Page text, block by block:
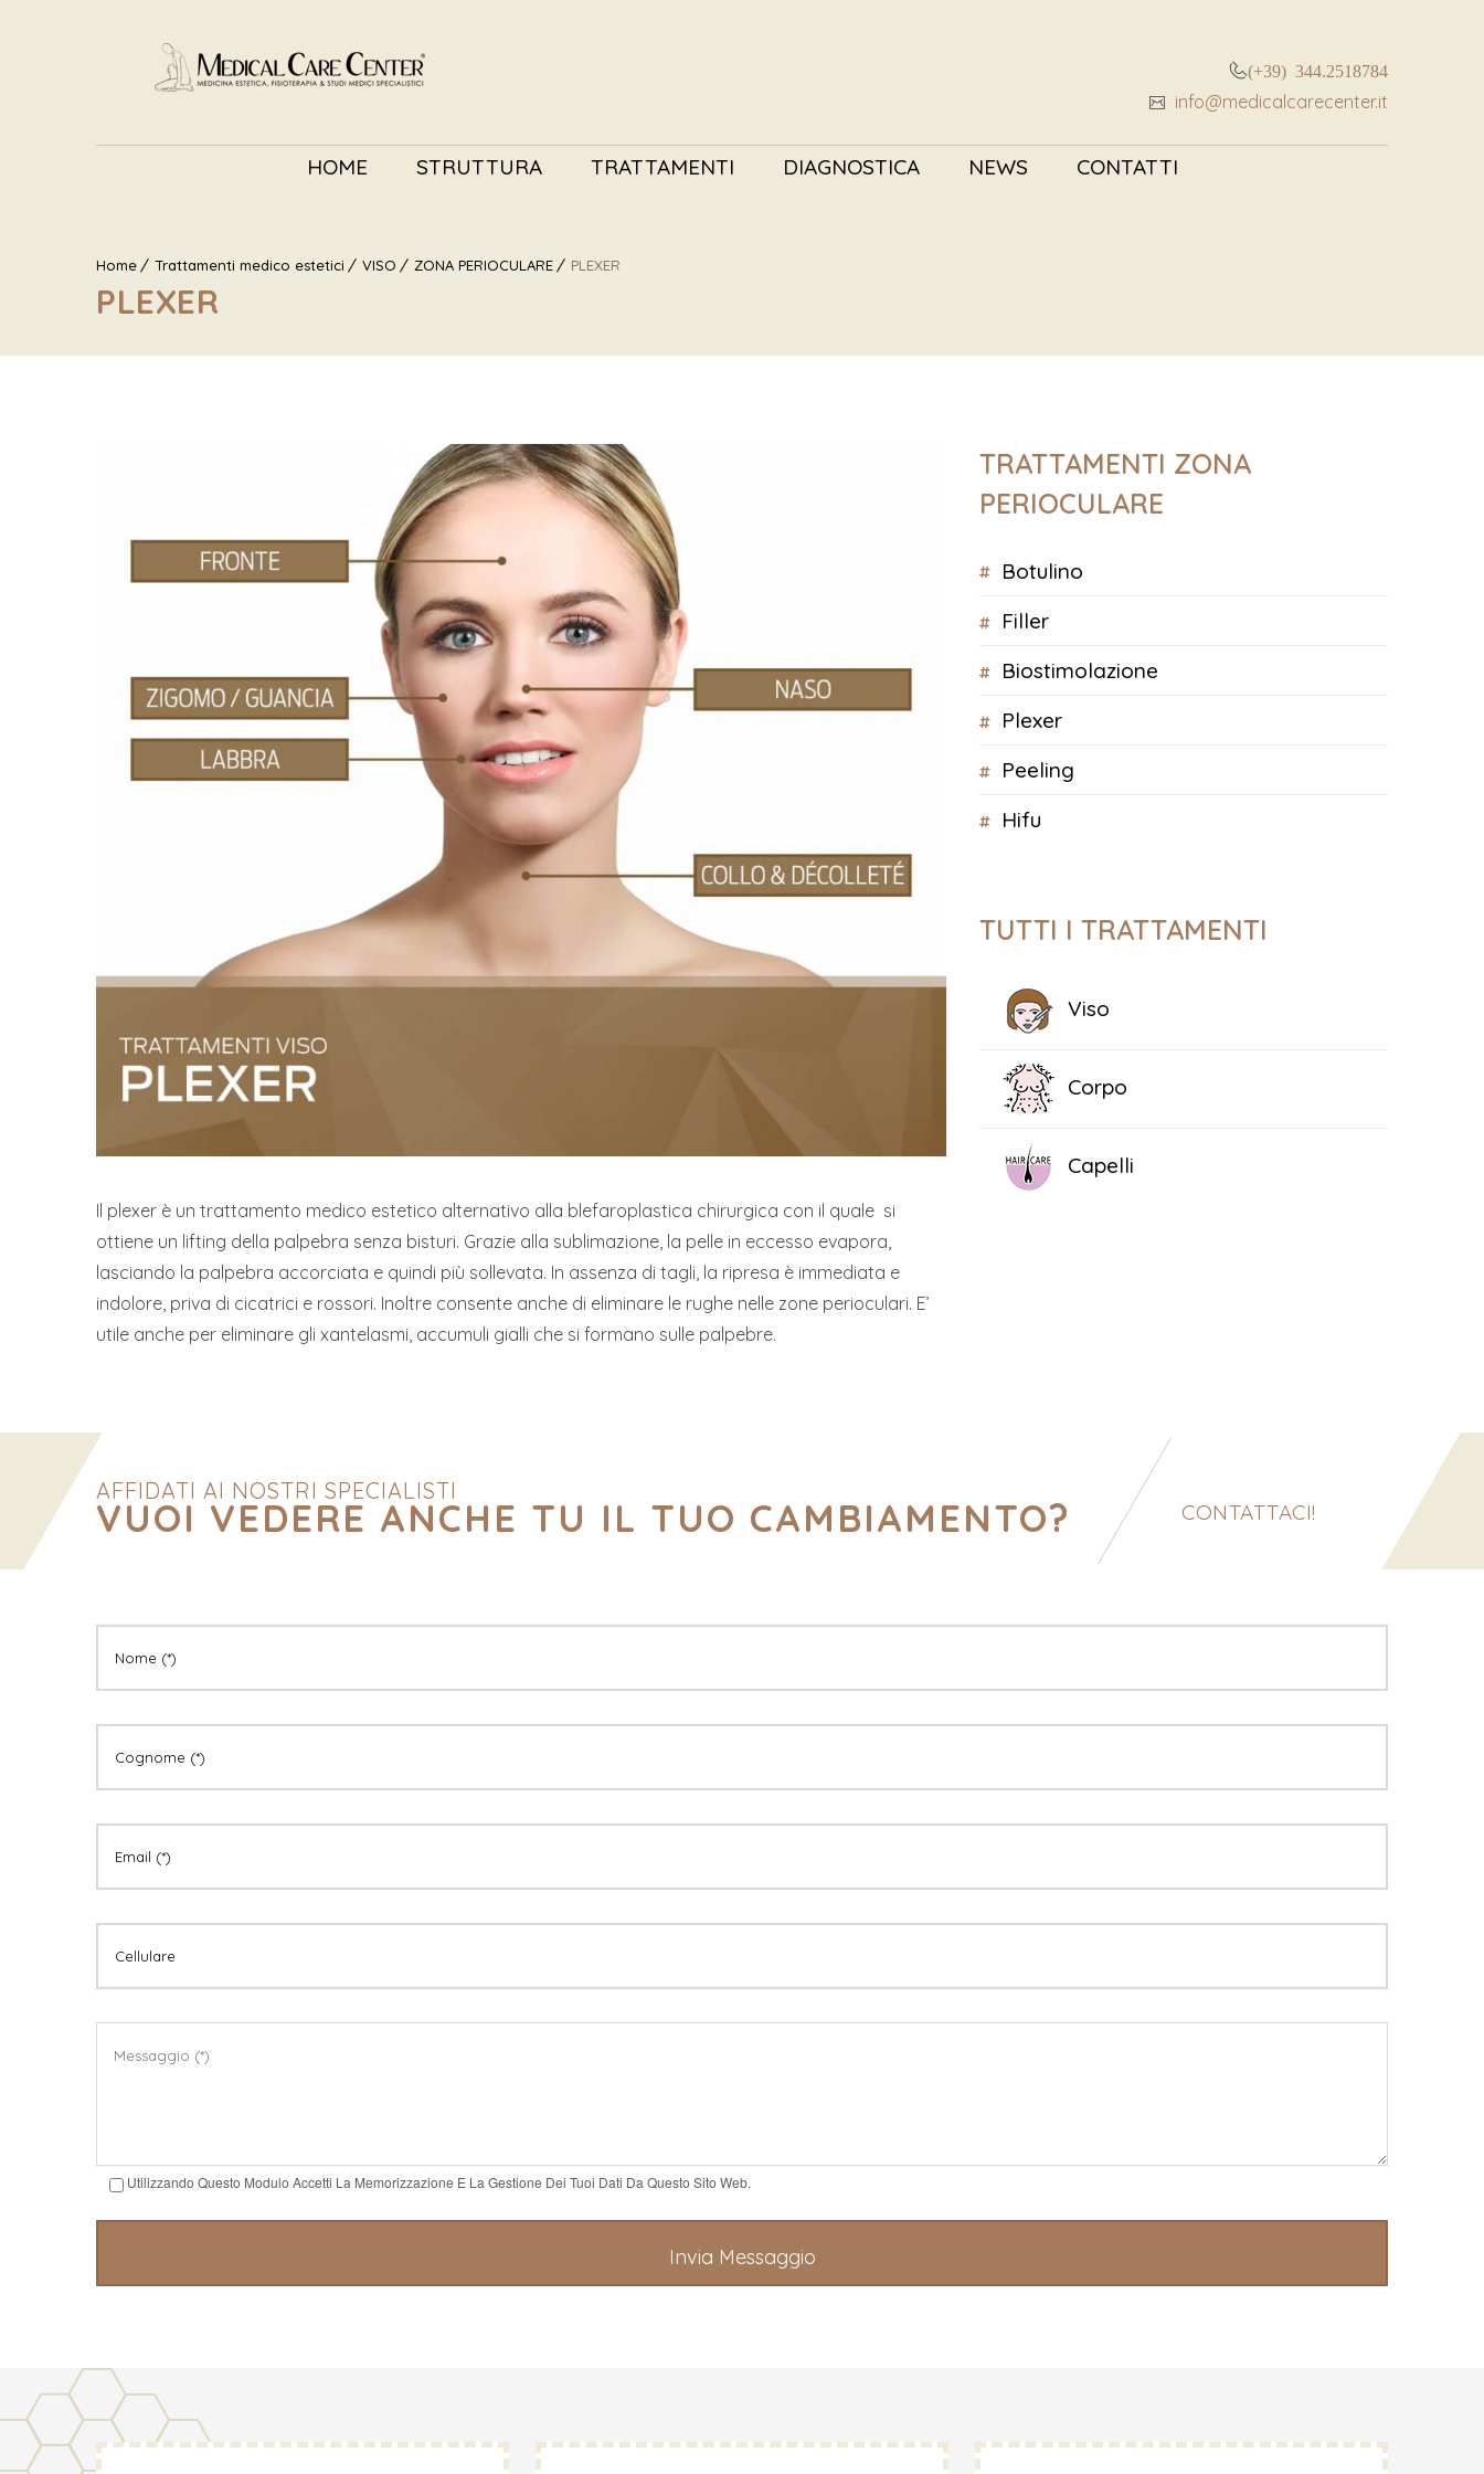
(+39) 344.2518784
info@medicalcarecenter.it
HOME STRUTTURA TRATTAMENTI DIAGNOSTICA NEWS CONTATTI
Home Trattamenti medico estetici VISO ZONA PERIOCULARE PLEXER
PLEXER
Il plexer è un trattamento medico estetico alternativo alla blefaroplastica chirurgica con il quale si
ottiene un lifting della palpebra senza bisturi. Grazie alla sublimazione, la pelle in eccesso evapora,
lasciando la palpebra accorciata e quindi più sollevata. In assenza di tagli, la ripresa è immediata e
indolore, priva di cicatrici e rossori. Inoltre consente anche di eliminare le rughe nelle zone perioculari. E’
utile anche per eliminare gli xantelasmi, accumuli gialli che si formano sulle palpebre.
TRATTAMENTI ZONA
PERIOCULARE
botulino
filler
biostimolazione
plexer
peeling
hifu
TUTTI I TRATTAMENTI
Viso
Corpo
Capelli
AFFIDATI AI NOSTRI SPECIALISTI
VUOI VEDERE ANCHE TU IL TUO CAMBIAMENTO? CONTATTACI!
Utilizzando Questo Modulo Accetti La Memorizzazione E La Gestione Dei Tuoi Dati Da Questo Sito Web.